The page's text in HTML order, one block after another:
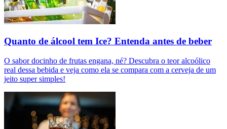
Quanto de álcool tem Ice? Entenda antes de beber
O sabor docinho de frutas engana, né? Descubra o teor alcoólico
real dessa bebida e veja como ela se compara com a cerveja de um
jeito super simples!